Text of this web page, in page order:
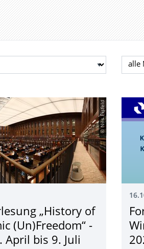
© Nils Eisfeld
„History of
(Un)Freedom“ -
April bis 9. Juli